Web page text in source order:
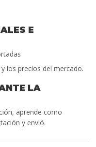
E
los precios del mercado.
LA
aprende como
y envió.